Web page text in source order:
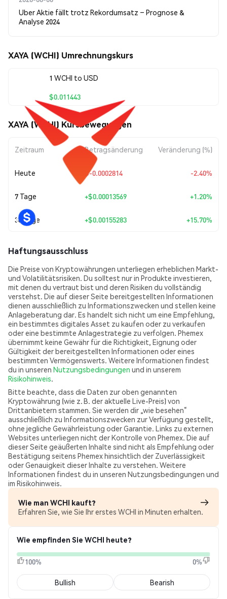
Uber Aktie fällt trotz Rekordumsatz – Prognose &
Analyse 2024
XAYA (WCHI) Umrechnungskurs
1 WCHI to USD
$0.011443
XAYA (WCHI) Kursbewegungen
Zeitraum Betragsänderung Veränderung (%)
Heute $-0.0002814 -2.40%
7 Tage +$0.00013569 +1.20%
30 Tage +$0.00155283 +15.70%
Haftungsausschluss
Die Preise von Kryptowährungen unterliegen erheblichen Markt-
und Volatilitätsrisiken. Du solltest nur in Produkte investieren,
mit denen du vertraut bist und deren Risiken du vollständig
verstehst. Die auf dieser Seite bereitgestellten Informationen
dienen ausschließlich zu Informationszwecken und stellen keine
Anlageberatung dar. Es handelt sich nicht um eine Empfehlung,
ein bestimmtes digitales Asset zu kaufen oder zu verkaufen
oder eine bestimmte Anlagestrategie zu verfolgen. Phemex
übernimmt keine Gewähr für die Richtigkeit, Eignung oder
Gültigkeit der bereitgestellten Informationen oder eines
bestimmten Vermögenswerts. Weitere Informationen findest
du in unseren Nutzungsbedingungen und in unserem
Risikohinweis.
Bitte beachte, dass die Daten zur oben genannten
Kryptowährung (wie z. B. der aktuelle Live-Preis) von
Drittanbietern stammen. Sie werden dir „wie besehen“
ausschließlich zu Informationszwecken zur Verfügung gestellt,
ohne jegliche Gewährleistung oder Garantie. Links zu externen
Websites unterliegen nicht der Kontrolle von Phemex. Die auf
dieser Seite geäußerten Inhalte sind nicht als Empfehlung oder
Bestätigung seitens Phemex hinsichtlich der Zuverlässigkeit
oder Genauigkeit dieser Inhalte zu verstehen. Weitere
Informationen findest du in unseren Nutzungsbedingungen und
im Risikohinweis.
Wie man WCHI kauft?
Erfahren Sie, wie Sie Ihr erstes WCHI in Minuten erhalten.
Wie empfinden Sie WCHI heute?
100% 0%
Bullish Bearish